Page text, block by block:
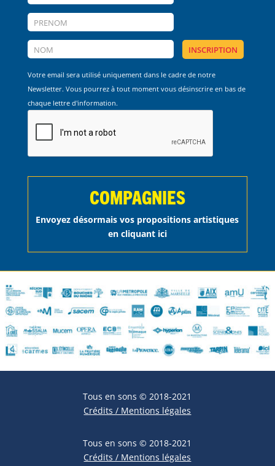
Votre email sera utilisé uniquement dans le cadre de notre
Newsletter. Vous pourrez à tout moment vous désinscrire en bas de
chaque lettre d'information.
COMPAGNIES
Envoyez désormais vos propositions artistiques
en cliquant ici
Tous en sons © 2018-2021
Crédits / Mentions légales
Tous en sons © 2018-2021
Crédits / Mentions légales